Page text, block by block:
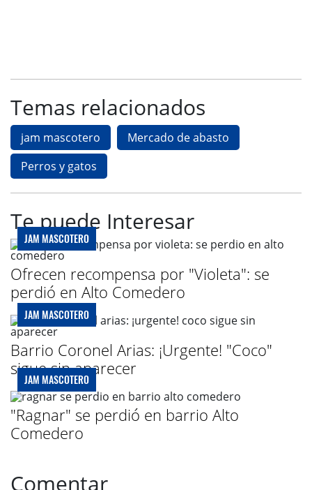
Temas relacionados
jam mascotero
Mercado de abasto
Perros y gatos
Te puede Interesar
JAM MASCOTERO
Ofrecen recompensa por "Violeta": se
perdió en Alto Comedero
JAM MASCOTERO
Barrio Coronel Arias: ¡Urgente! "Coco"
sigue sin aparecer
JAM MASCOTERO
"Ragnar" se perdió en barrio Alto
Comedero
Comentar